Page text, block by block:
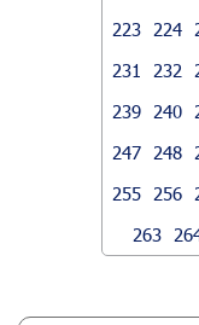
223
224
231
232
239
240
247
248
255
256
263